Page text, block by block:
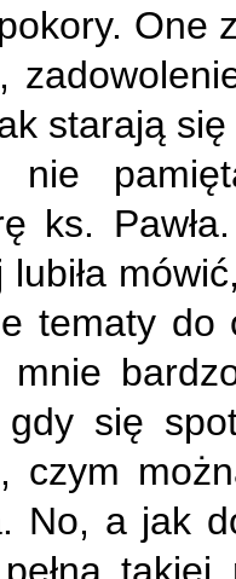
One
starają
ks.
tematy do
gdy się
czym
No, a jak